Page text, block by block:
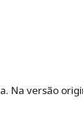
Na versão